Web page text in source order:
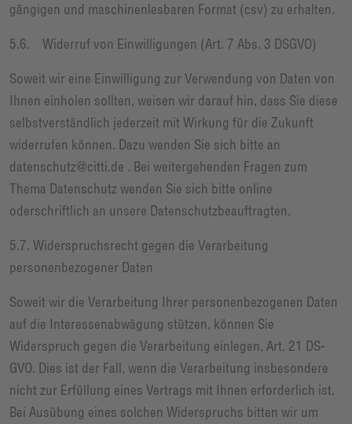
gängigen und maschinenlesbaren Format (csv) zu erhalten.
5.6. Widerruf von Einwilligungen (Art. 7 Abs. 3 DSGVO)
Soweit wir eine Einwilligung zur Verwendung von Daten von
Ihnen einholen sollten, weisen wir darauf hin, dass Sie diese
selbstverständlich jederzeit mit Wirkung für die Zukunft
widerrufen können. Dazu wenden Sie sich bitte an
datenschutz@citti.de . Bei weitergehenden Fragen zum
Thema Datenschutz wenden Sie sich bitte online
oderschriftlich an unsere Datenschutzbeauftragten.
5.7. Widerspruchsrecht gegen die Verarbeitung
personenbezogener Daten
Soweit wir die Verarbeitung Ihrer personenbezogenen Daten
auf die Interessenabwägung stützen, können Sie
Widerspruch gegen die Verarbeitung einlegen, Art. 21 DS-
GVO. Dies ist der Fall, wenn die Verarbeitung insbesondere
nicht zur Erfüllung eines Vertrags mit Ihnen erforderlich ist.
Bei Ausübung eines solchen Widerspruchs bitten wir um